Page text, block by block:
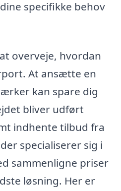
specifikke behov
overveje, hvordan
At ansætte en
kan spare dig
bliver udført
indhente tilbud fra
specialiserer sig i
sammenligne priser
løsning. Her er